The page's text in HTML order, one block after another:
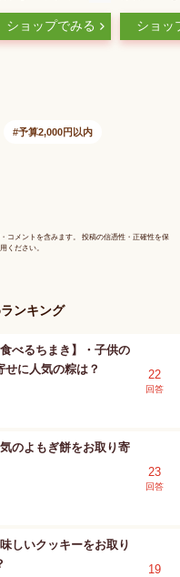
（箱） 榮太樓總本
ささげ 大角豆 母
入学祝 送別祝 卒
ショップでみる ショッ
予算2,000円以内
コメントを含みます。 投稿の信憑性・正確性を保
ください。
ンキング
食べるちまき】・子供の
せに人気の粽は？
22
回答
のよもぎ餅をお取り寄
23
回答
しいクッキーをお取り
19